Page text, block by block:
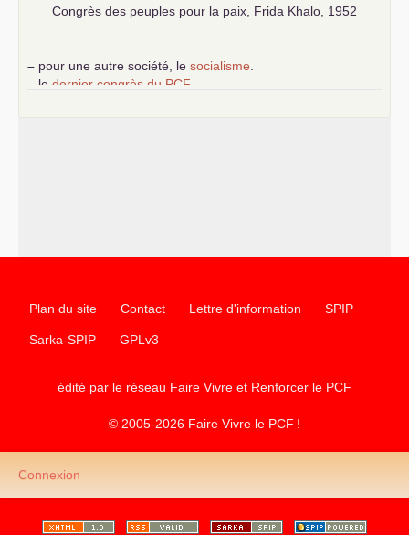
Congrès des peuples pour la paix, Frida Khalo, 1952
– pour une autre société, le socialisme
le dernier congrès du PCF
Plan du site Contact Lettre d'information SPIP
Sarka-SPIP GPLv3
édité par le réseau Faire Vivre et Renforcer le PCF
© 2005-2026 Faire Vivre le PCF !
Connexion